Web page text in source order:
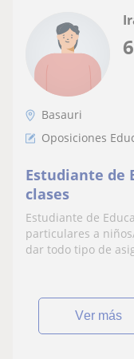
6
Basauri
Oposiciones
Estudiante de
clases
Estudiante de
particulares a
dar todo tipo de
ver más